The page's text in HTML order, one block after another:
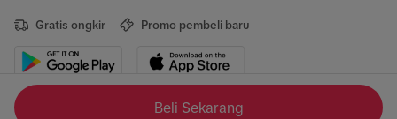
Gratis ongkir Promo pembeli baru
Beli Sekarang